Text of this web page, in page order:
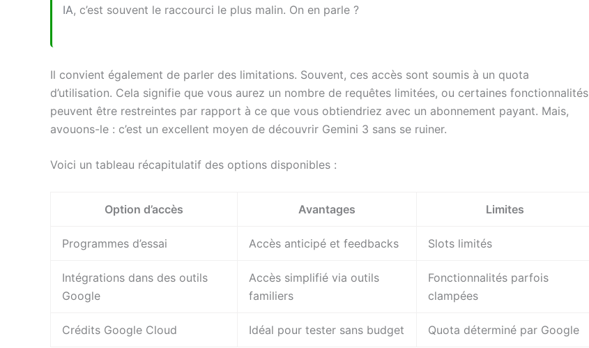
IA, c’est souvent le raccourci le plus malin. On en parle ?
Il convient également de parler des limitations. Souvent, ces accès sont soumis à un quota
d’utilisation. Cela signifie que vous aurez un nombre de requêtes limitées, ou certaines fonctionnalités
peuvent être restreintes par rapport à ce que vous obtiendriez avec un abonnement payant. Mais,
avouons-le : c’est un excellent moyen de découvrir Gemini 3 sans se ruiner.
Voici un tableau récapitulatif des options disponibles :
Option d’accès Avantages Limites
Programmes d’essai Accès anticipé et feedbacks Slots limités
Intégrations dans des outils
Google
Accès simplifié via outils
familiers
Fonctionnalités parfois
clampées
Crédits Google Cloud Idéal pour tester sans budget Quota déterminé par Google